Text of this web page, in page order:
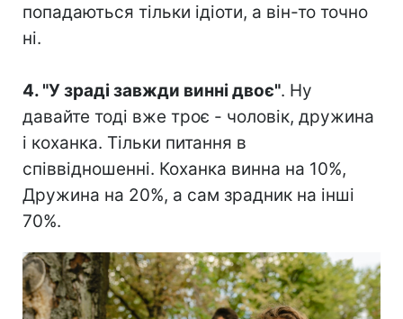
попадаються тільки ідіоти, а він-то точно
ні.⠀
4. "У зраді завжди винні двоє". Ну
давайте тоді вже троє - чоловік, дружина
і коханка. Тільки питання в
співвідношенні. Коханка винна на 10%,
Дружина на 20%, а сам зрадник на інші
70%.